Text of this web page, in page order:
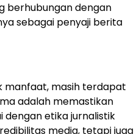
berhubungan dengan
sebagai penyaji berita
manfaat, masih terdapat
adalah memastikan
dengan etika jurnalistik
media, tetapi juga